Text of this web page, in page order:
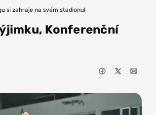
si zahraje na svém stadionu!
Konferenční